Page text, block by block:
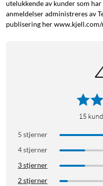
utelukkende av kunder som
anmeldelser administreres av
publisering her
15
5 stjerner
4 stjerner
3 stjerner
2 stjerner